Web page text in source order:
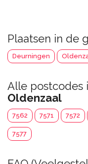
Plaatsen in de
Deurningen
Alle postcodes
Oldenzaal
7562 7571 7572
7577